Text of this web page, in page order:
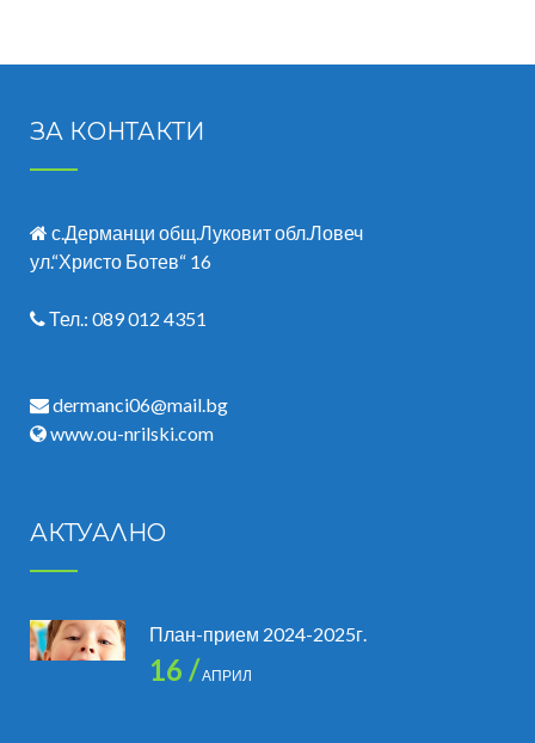
време
ЗА КОНТАКТИ
с.Дерманци общ.Луковит обл.Ловеч
ул.“Христо Ботев“ 16
Тел.: 089 012 4351
dermanci06@mail.bg
www.ou-nrilski.com
АКТУАЛНО
План-прием 2024-2025г.
16 /АПРИЛ